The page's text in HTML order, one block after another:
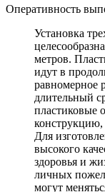
Оперативность
Установка
метров.
идут в
равномерное
длительный
пластиковые
Для
высокого
здоровья и
личных
могут